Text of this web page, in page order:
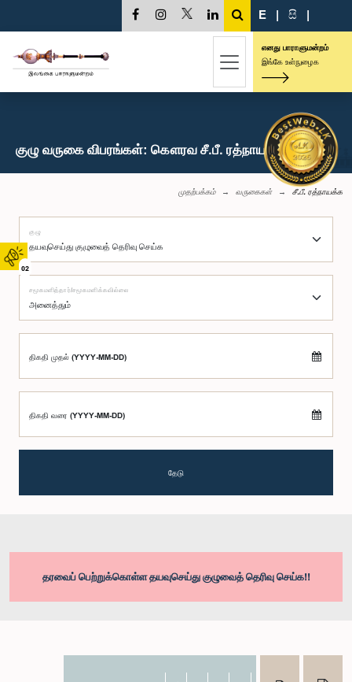
02
E | සි |
எனது பாராளுமன்றம்
இங்கே உள்நுழைக
குழு வருகை விபரங்கள்: கௌரவ சீ.பீ. ரத்நாயக்க, பா.உ.
முதற்பக்கம் வருகைகள் சீ.பீ. ரத்நாயக்க
குழு
சமூகமளித்தார்/சமூகமளிக்கவில்லை
திகதி முதல் (YYYY-MM-DD)
திகதி வரை (YYYY-MM-DD)
தேடு
தரவைப் பெற்றுக்கொள்ள தயவுசெய்து குழுவைத் தெரிவு செய்க!!